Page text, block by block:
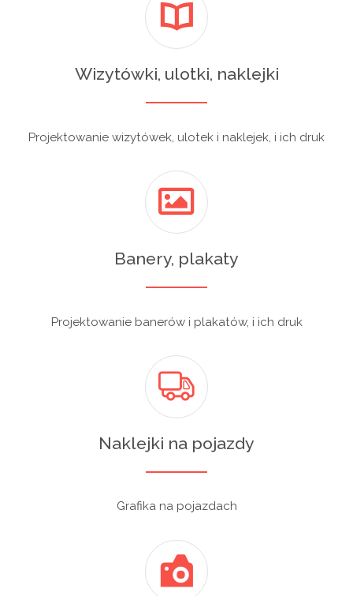
Wizytówki, ulotki, naklejki
Projektowanie wizytówek, ulotek i naklejek, i ich druk
Banery, plakaty
Projektowanie banerów i plakatów, i ich druk
Naklejki na pojazdy
Grafika na pojazdach